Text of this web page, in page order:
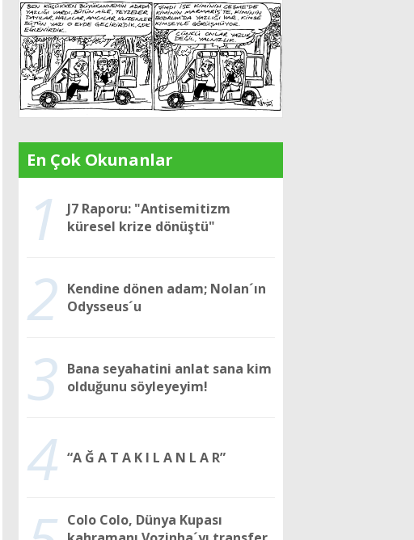
En Çok Okunanlar
1
J7 Raporu: "Antisemitizm
küresel krize dönüştü"
2 Kendine dönen adam; Nolan´ın
Odysseus´u
3 Bana seyahatini anlat sana kim
olduğunu söyleyeyim!
4 “A Ğ A T A K I L A N L A R”
Colo Colo, Dünya Kupası